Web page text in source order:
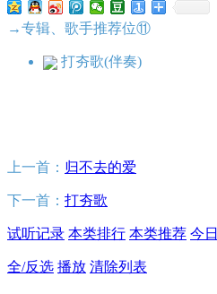
→专辑、歌手推荐位⑪
打夯歌(伴奏)
上一首： 归不去的爱
下一首： 打夯歌
试听记录 本类排行 本类推荐 今
全/反选 播放 清除列表